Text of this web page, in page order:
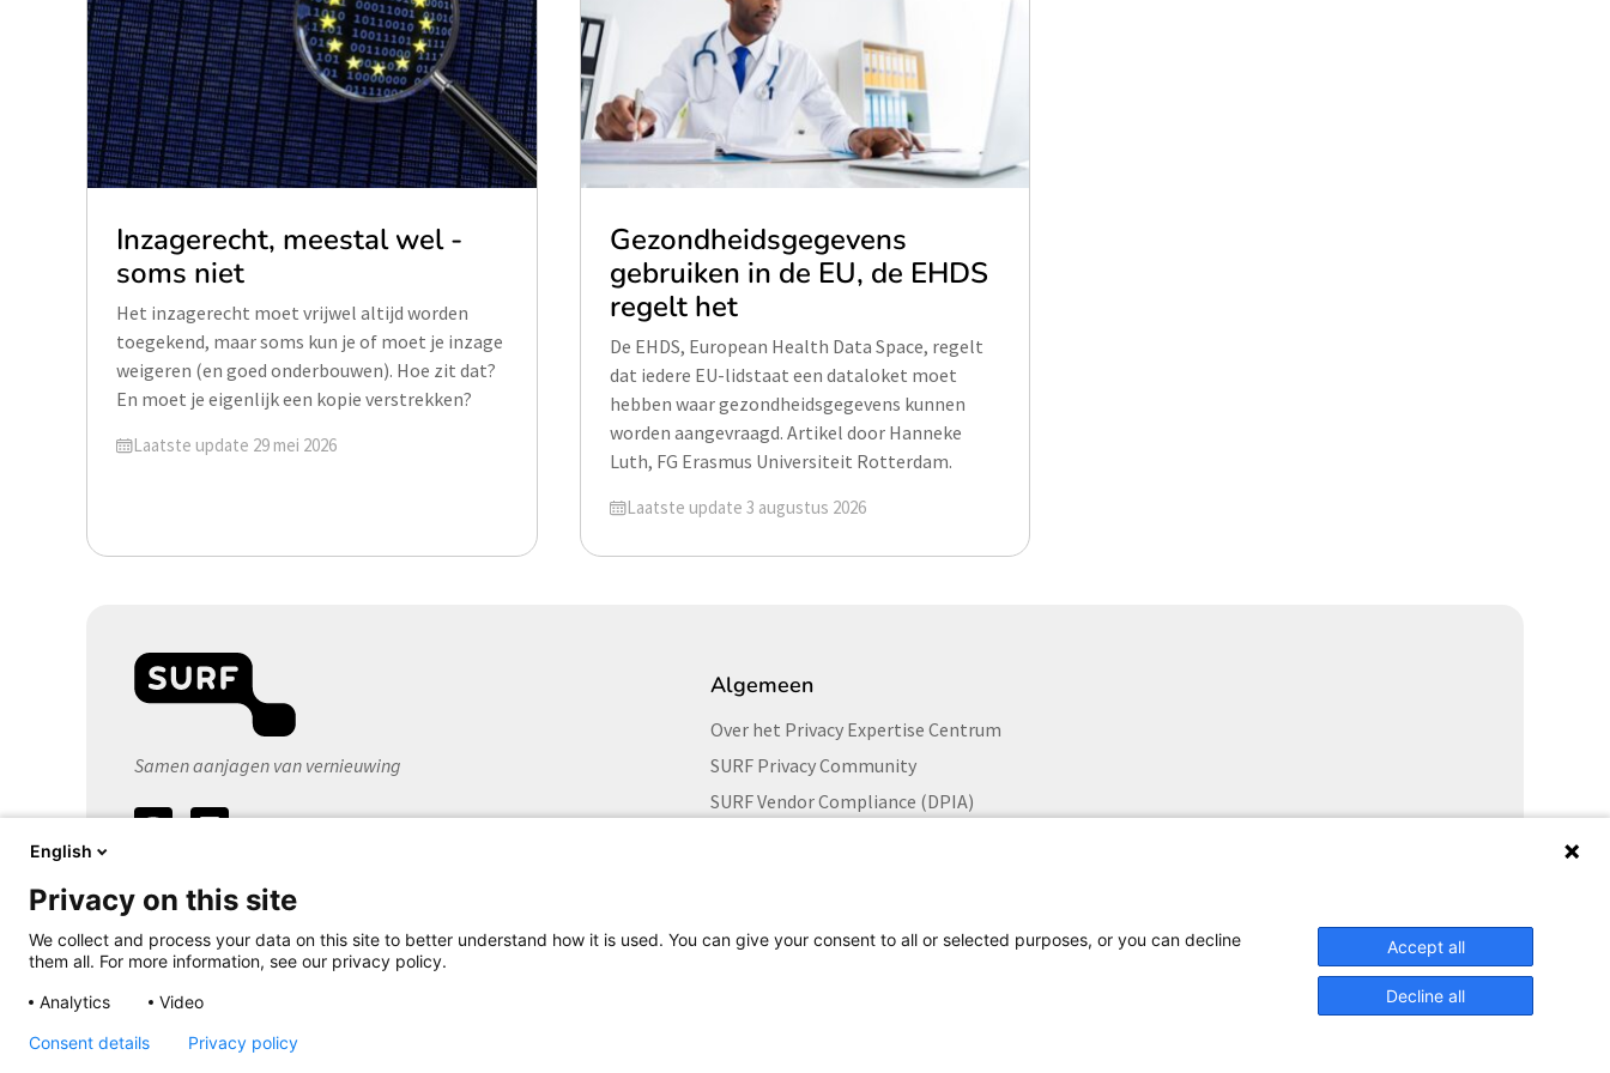
Inzagerecht, meestal wel -
soms niet
Het inzagerecht moet vrijwel altijd worden
toegekend, maar soms kun je of moet je inzage
weigeren (en goed onderbouwen). Hoe zit dat?
En moet je eigenlijk een kopie verstrekken?
Geüpdatet op
Laatste update 29 mei 2026
Gezondheidsgegevens
gebruiken in de EU, de EHDS
regelt het
De EHDS, European Health Data Space, regelt
dat iedere EU-lidstaat een dataloket moet
hebben waar gezondheidsgegevens kunnen
worden aangevraagd. Artikel door Hanneke
Luth, FG Erasmus Universiteit Rotterdam.
Geüpdatet op
Laatste update 3 augustus 2026
Samen aanjagen van vernieuwing
Volg
Algemeen
Over het Privacy Expertise Centrum
SURF Privacy Community
SURF Vendor Compliance (DPIA)
English
Privacy on this site
We collect and process your data on this site to better understand how it is used. You can give your consent to all or selected purposes, or you can decline
them all. For more information, see our privacy policy.
Analytics
Video
Accept all
Decline all
Consent details Privacy policy